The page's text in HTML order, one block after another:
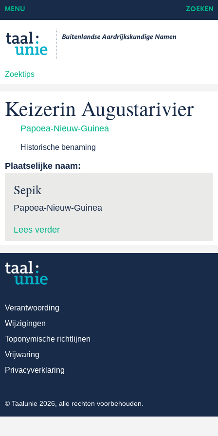
Zoektips
MENU ZOEKEN
Keizerin Augustarivier
Papoea-Nieuw-Guinea
Historische benaming
Plaatselijke naam:
Sepik
Papoea-Nieuw-Guinea
Lees verder
Verantwoording
Wijzigingen
Toponymische richtlijnen
Vrijwaring
Privacyverklaring
© Taalunie 2026, alle rechten voorbehouden.